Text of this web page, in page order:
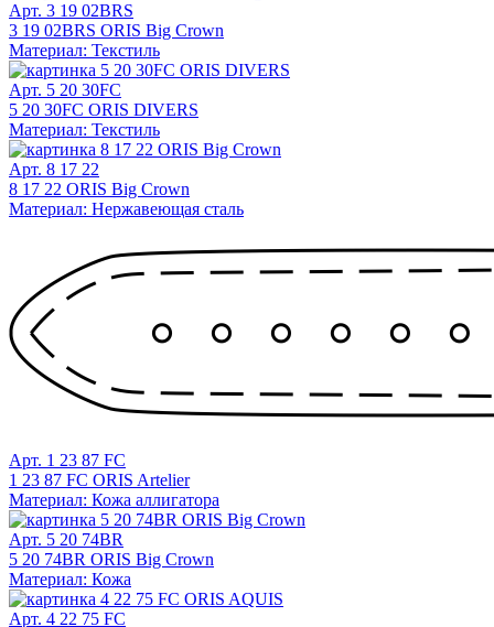
Арт. 3 19 02BRS
3 19 02BRS ORIS Big Crown
Материал: Текстиль
Арт. 5 20 30FC
5 20 30FC ORIS DIVERS
Материал: Текстиль
Арт. 8 17 22
8 17 22 ORIS Big Crown
Материал: Нержавеющая сталь
Арт. 1 23 87 FC
1 23 87 FC ORIS Artelier
Материал: Кожа аллигатора
Арт. 5 20 74BR
5 20 74BR ORIS Big Crown
Материал: Кожа
Арт. 4 22 75 FC